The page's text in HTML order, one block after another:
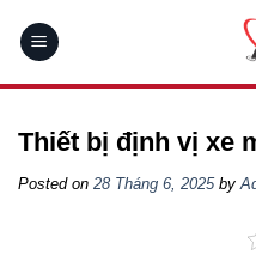
Thiết bị định vị xe
Posted on 28 Tháng 6, 2025by